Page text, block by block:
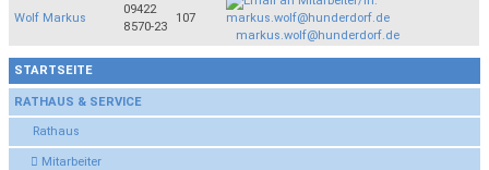
STARTSEITE
RATHAUS & SERVICE
Rathaus
Mitarbeiter
Wolf Markus
09422
8570-23
107
markus.wolf@hunderdorf.de